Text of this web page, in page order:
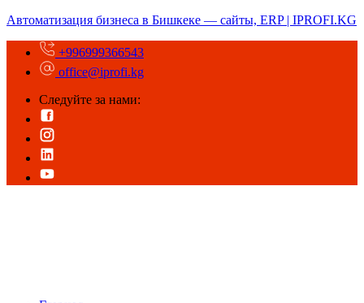
Автоматизация бизнеса в Бишкеке — сайты, ERP | IPROFI.KG
+996999366543
office@iprofi.kg
Следуйте за нами: